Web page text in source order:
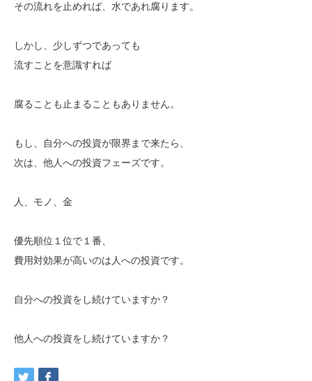
その流れを止めれば、水であれ腐ります。
しかし、少しずつであっても
流すことを意識すれば
腐ることも止まることもありません。
もし、自分への投資が限界まで来たら、
次は、他人への投資フェーズです。
人、モノ、金
優先順位１位で１番、
費用対効果が高いのは人への投資です。
自分への投資をし続けていますか？
他人への投資をし続けていますか？